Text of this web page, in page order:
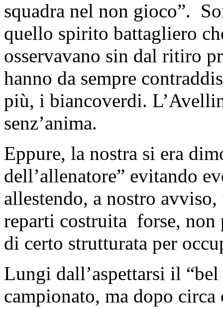
squadra nel non gioco”.
quello spirito battagliero
osservavano sin dal ritiro
hanno da sempre
più, i biancoverdi.
senz’anima.
Eppure, la nostra si era
dell’allenatore” evitando
allestendo, a nostro
reparti costruita forse, non
di certo strutturata per
Lungi dall’aspettarsi il
campionato, ma dopo